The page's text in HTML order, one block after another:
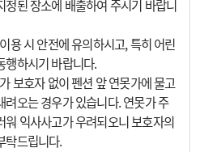
정된 장소에 배출하여 주시기 바랍니
용 시 안전에 유의하시고, 특히 어린
행하시기 바랍니다.
보호자 없이 펜션 앞 연못가에 물고
려오는 경우가 있습니다. 연못가 주
워 익사사고가 우려되오니 보호자의
탁드립니다.